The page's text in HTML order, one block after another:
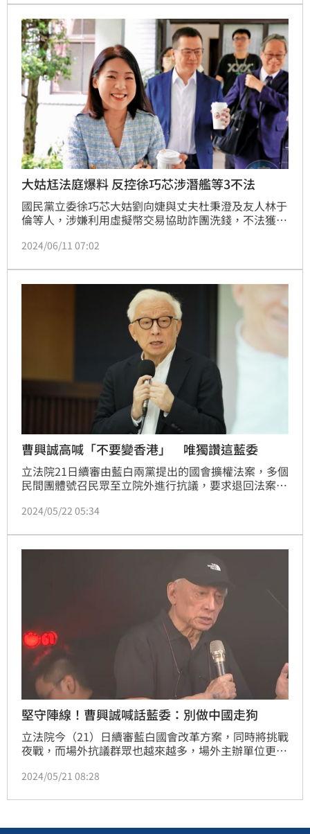
與，因為這是站在民主，站在自由，更重要的是站在台
灣的利益上的一場會議。希望國民黨委員不要因為擔心
中國的抗議，中共的不喜歡就不來參加。
大姑尪法庭爆料 反控徐巧芯涉潛艦等3不法
國民黨立委徐巧芯大姑劉向婕與丈夫杜秉澄及友人林于
倫等人，涉嫌利用虛擬幣交易協助詐團洗錢，不法獲利
羈押3人獲准。本刊掌握，徐巧芯4月間自爆全案後，不
婕遭老公杜秉澄家暴，有意將矛頭指向大姑的另一半，
但日前在法院延長羈押攻防時，杜秉澄意外當庭爆料，
反控徐另涉潛艦聲紋、收受回饋及內線交易等不法案
2024/06/11 07:02
曹興誠高喊「不要變香港」 唯獨讚這藍委
立法院21日續審由藍白兩黨提出的國會擴權法案，多個
民間團體號召民眾至立院外進行抗議，要求退回法案並
譽副董事長曹興誠也特別到場聲援，喊出「必須堅守陣
2024/05/22 05:34
堅守陣線！曹興誠喊話藍委：別做中國走狗
立法院今（21）日續審藍白國會改革方案，同時將挑戰
夜戰，而場外抗議群眾也越來越多，場外主辦單位更宣
到場發表看法，並喊話「必須堅守陣線不能再退，不然
2024/05/21 08:28